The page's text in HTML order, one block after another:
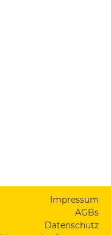
Impressum
AGBs
Datenschutz